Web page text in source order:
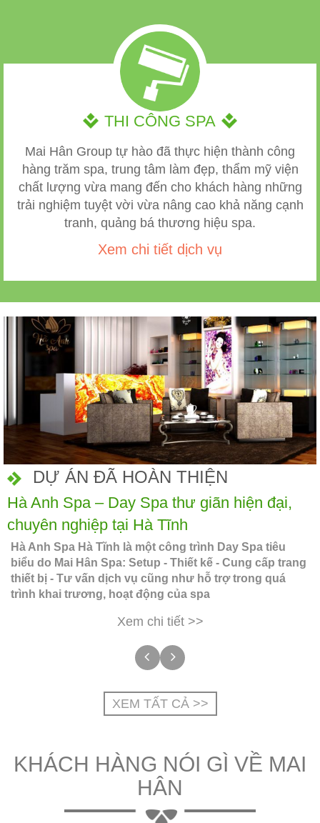
THI CÔNG SPA
Mai Hân Group tự hào đã thực hiện thành công
hàng trăm spa, trung tâm làm đẹp, thẩm mỹ viện
chất lượng vừa mang đến cho khách hàng những
trải nghiệm tuyệt vời vừa nâng cao khả năng cạnh
tranh, quảng bá thương hiệu spa.
Xem chi tiết dịch vụ
DỰ ÁN ĐÃ HOÀN THIỆN
Hà Anh Spa – Day Spa thư giãn hiện đại,
chuyên nghiệp tại Hà Tĩnh
Hà Anh Spa Hà Tĩnh là một công trình Day Spa tiêu
biểu do Mai Hân Spa: Setup - Thiết kế - Cung cấp trang
thiết bị - Tư vấn dịch vụ cũng như hỗ trợ trong quá
trình khai trương, hoạt động của spa
Xem chi tiết >>
XEM TẤT CẢ >>
KHÁCH HÀNG NÓI GÌ VỀ MAI
HÂN